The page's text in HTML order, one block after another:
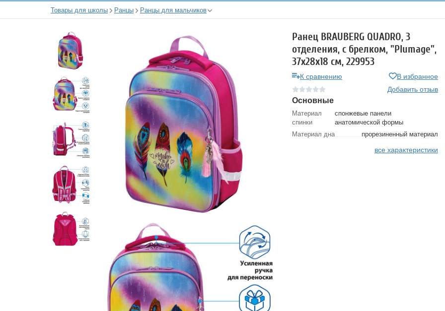
Товары для школы Ранцы Ранцы для мальчиков
Ранец BRAUBERG QUADRO, 3
отделения, с брелком, "Plumage",
37х28х18 см, 229953
К сравнению
В избранное
Добавить отзыв
Основные
Материал
спинки
спонжевые панели
анатомической формы
Материал дна
прорезиненный материал
все характеристики